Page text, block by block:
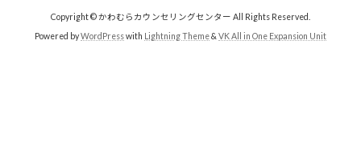
Copyright © かわむらカウンセリングセンター All Rights Reserved.
Powered byWordPresswith Lightning Theme& VK All in One Expansion Unit